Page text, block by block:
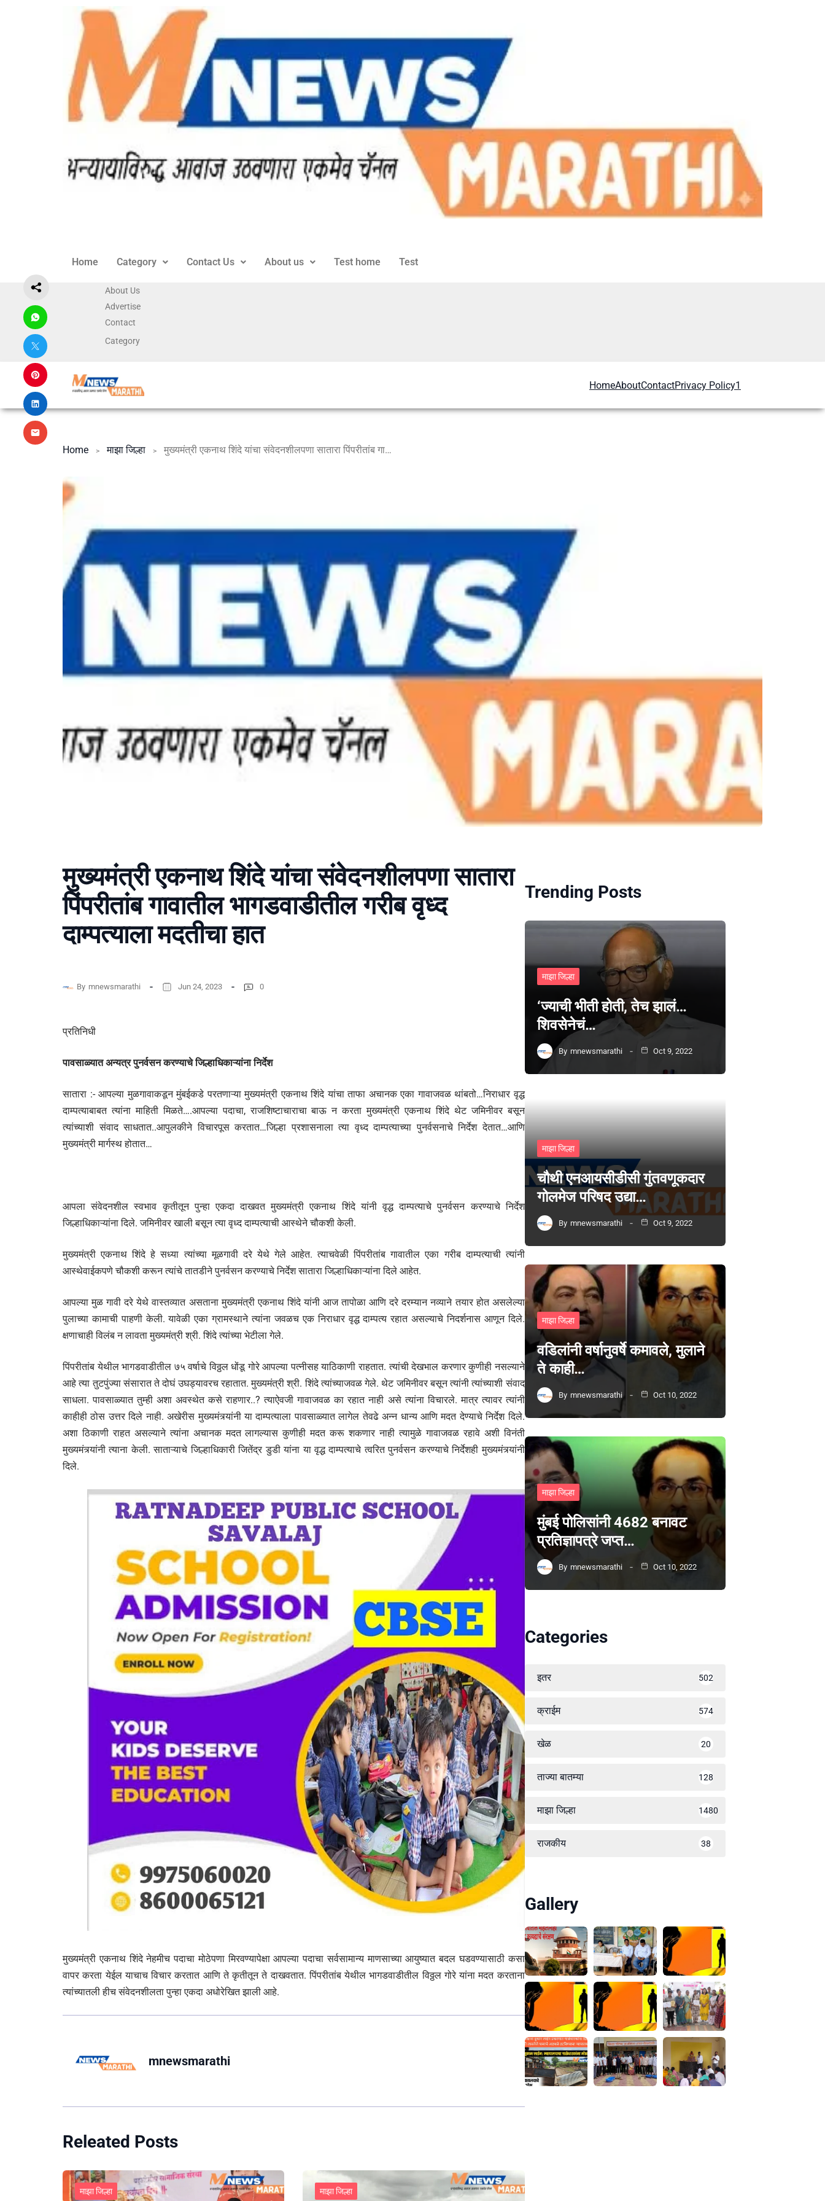
Home Category Contact Us About us Test home Test
About Us
Advertise
Contact
Category
HomeAboutContactPrivacy Policy1
Home माझा जिल्हा मुख्यमंत्री एकनाथ शिंदे यांचा संवेदनशीलपणा सातारा पिंपरीतांब गावातील भागडवाडीतील गरीब वृध्द दाम्पत्याला मदतीचा हात
मुख्यमंत्री एकनाथ शिंदे यांचा संवेदनशीलपणा सातारा
पिंपरीतांब गावातील भागडवाडीतील गरीब वृध्द
दाम्पत्याला मदतीचा हात
By mnewsmarathi Jun 24, 2023 0
प्रतिनिधी
पावसाळ्यात अन्यत्र पुनर्वसन करण्याचे जिल्हाधिकाऱ्यांना निर्देश
सातारा :- आपल्या मुळगावाकडून मुंबईकडे परतणाऱ्या मुख्यमंत्री एकनाथ शिंदे यांचा ताफा अचानक एका गावाजवळ थांबतो…निराधार वृद्ध
दाम्पत्याबाबत त्यांना माहिती मिळते….आपल्या पदाचा, राजशिष्टाचाराचा बाऊ न करता मुख्यमंत्री एकनाथ शिंदे थेट जमिनीवर बसून
त्यांच्याशी संवाद साधतात..आपुलकीने विचारपूस करतात…जिल्हा प्रशासनाला त्या वृध्द दाम्पत्याच्या पुनर्वसनाचे निर्देश देतात…आणि
मुख्यमंत्री मार्गस्थ होतात…
आपला संवेदनशील स्वभाव कृतीतून पुन्हा एकदा दाखवत मुख्यमंत्री एकनाथ शिंदे यांनी वृद्ध दाम्पत्याचे पुनर्वसन करण्याचे निर्देश
जिल्हाधिकाऱ्यांना दिले. जमिनीवर खाली बसून त्या वृध्द दाम्पत्याची आस्थेने चौकशी केली.
मुख्यमंत्री एकनाथ शिंदे हे सध्या त्यांच्या मूळगावी दरे येथे गेले आहेत. त्याचवेळी पिंपरीतांब गावातील एका गरीब दाम्पत्याची त्यांनी
आस्थेवाईकपणे चौकशी करून त्यांचे तातडीने पुनर्वसन करण्याचे निर्देश सातारा जिल्हाधिकाऱ्यांना दिले आहेत.
आपल्या मुळ गावी दरे येथे वास्तव्यात असताना मुख्यमंत्री एकनाथ शिंदे यांनी आज तापोळा आणि दरे दरम्यान नव्याने तयार होत असलेल्या
पुलाच्या कामाची पाहणी केली. यावेळी एका ग्रामस्थाने त्यांना जवळच एक निराधार वृद्ध दाम्पत्य रहात असल्याचे निदर्शनास आणून दिले.
क्षणाचाही विलंब न लावता मुख्यमंत्री श्री. शिंदे त्यांच्या भेटीला गेले.
पिंपरीतांब येथील भागडवाडीतील ७५ वर्षाचे विठ्ठल धोंडू गोरे आपल्या पत्नीसह याठिकाणी राहतात. त्यांची देखभाल करणार कुणीही नसल्याने
आहे त्या तुटपुंज्या संसारात ते दोघं उघड्यावरच रहातात. मुख्यमंत्री श्री. शिंदे त्यांच्याजवळ गेले. थेट जमिनीवर बसून त्यांनी त्यांच्याशी संवाद
साधला. पावसाळ्यात तुम्ही अशा अवस्थेत कसे राहणार..? त्याऐवजी गावाजवळ का रहात नाही असे त्यांना विचारले. मात्र त्यावर त्यांनी
काहीही ठोस उत्तर दिले नाही. अखेरीस मुख्यमंत्र्यांनी या दाम्पत्याला पावसाळ्यात लागेल तेवढे अन्न धान्य आणि मदत देण्याचे निर्देश दिले.
अशा ठिकाणी राहत असल्याने त्यांना अचानक मदत लागल्यास कुणीही मदत करू शकणार नाही त्यामुळे गावाजवळ रहावे अशी विनंती
मुख्यमंत्र्यांनी त्याना केली. साताऱ्याचे जिल्हाधिकारी जितेंद्र डुडी यांना या वृद्ध दाम्पत्याचे त्वरित पुनर्वसन करण्याचे निर्देशही मुख्यमंत्र्यांनी
दिले.
मुख्यमंत्री एकनाथ शिंदे नेहमीच पदाचा मोठेपणा मिरवण्यापेक्षा आपल्या पदाचा सर्वसामान्य माणसाच्या आयुष्यात बदल घडवण्यासाठी कसा
वापर करता येईल याचाच विचार करतात आणि ते कृतीतून ते दाखवतात. पिंपरीतांब येथील भागडवाडीतील विठ्ठल गोरे यांना मदत करताना
त्यांच्यातली हीच संवेदनशीलता पुन्हा एकदा अधोरेखित झाली आहे.
mnewsmarathi
Releated Posts
माझा जिल्हा माझा जिल्हा
Trending Posts
माझा जिल्हा
‘ज्याची भीती होती, तेच झालं…
शिवसेनेचं…
By mnewsmarathi Oct 9, 2022
माझा जिल्हा
चौथी एनआयसीडीसी गुंतवणूकदार
गोलमेज परिषद उद्या…
By mnewsmarathi Oct 9, 2022
माझा जिल्हा
वडिलांनी वर्षानुवर्षे कमावले, मुलाने
ते काही…
By mnewsmarathi Oct 10, 2022
माझा जिल्हा
मुंबई पोलिसांनी 4682 बनावट
प्रतिज्ञापत्रे जप्त…
By mnewsmarathi Oct 10, 2022
Categories
इतर 502
क्राईम 574
खेळ 20
ताज्या बातम्या 128
माझा जिल्हा 1480
राजकीय 38
Gallery